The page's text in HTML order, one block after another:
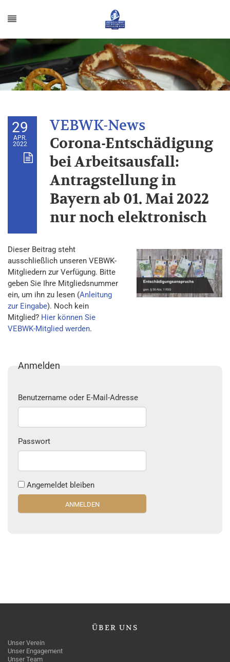
29
APR.
2022
Corona-Entschädigung
bei Arbeitsausfall:
Antragstellung in
Bayern ab 01. Mai 2022
nur noch elektronisch
Dieser Beitrag steht
ausschließlich unseren VEBWK-
Mitgliedern zur Verfügung. Bitte
geben Sie Ihre Mitgliedsnummer
ein, um ihn zu lesen (Anleitung
zur Eingabe). Noch kein
Mitglied? Hier können Sie
VEBWK-Mitglied werden.
Anmelden
Benutzername oder E-Mail-Adresse
Passwort
Angemeldet bleiben
ÜBER UNS
Unser Verein
Unser Engagement
Unser Team